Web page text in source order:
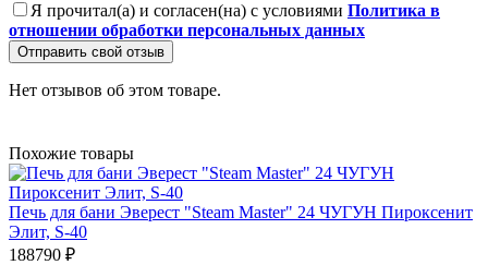
Я прочитал(а) и согласен(на) с условиями Политика в
отношении обработки персональных данных
Отправить свой отзыв
Нет отзывов об этом товаре.
Похожие товары
Печь для бани Эверест "Steam Master" 24 ЧУГУН Пироксенит
Элит, S-40
188790 ₽